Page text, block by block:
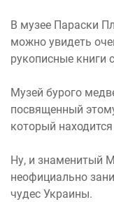
В музее Параски
можно увидеть
рукописные книги
Музей бурого
посвященный
который
Ну, и знаменитый
неофициально
чудес Украины.